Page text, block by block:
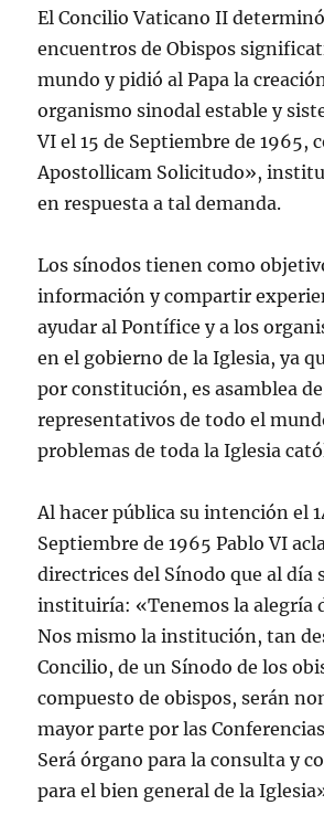
El Concilio Vaticano II
encuentros de Obispos
mundo y pidió al Papa la
organismo sinodal estable y
VI el 15 de Septiembre de 1965,
Apostollicam Solicitudo»,
en respuesta a tal demanda.
Los sí­nodos tienen como
información y compartir
ayudar al Pontí­fice y a los
en el gobierno de la Iglesia, ya
por constitución, es asamblea
representativos de todo el
problemas de toda la Iglesia
Al hacer pública su intención el
Septiembre de 1965 Pablo VI
directrices del Sí­nodo que al dí­a
instituirí­a: «Tenemos la alegrí­a
Nos mismo la institución, tan
Concilio, de un Sí­nodo de los
compuesto de obispos, serán
mayor parte por las
Será órgano para la consulta y
para el bien general de la